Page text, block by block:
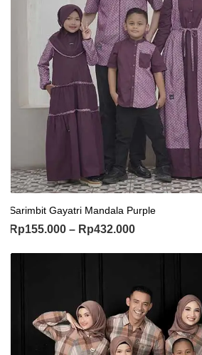
Sarimbit Gayatri Mandala Purple
Rp155.000 – Rp432.000